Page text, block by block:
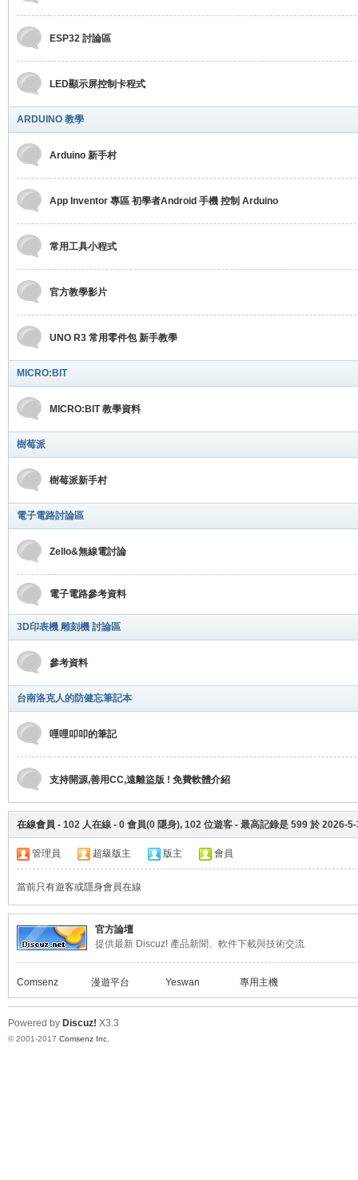
政
倫
電
ESP32 討論區
LED顯示屏控制卡程式
ARDUINO 教學
Arduino 新手村
App Inventor 專區 初學者Android 手機 控制 Arduino
常用工具小程式
官方教學影片
UNO R3 常用零件包 新手教學
MICRO:BIT
MICRO:BIT 教學資料
樹莓派
樹莓派新手村
電子電路討論區
Zello&無線電討論
電子電路參考資料
3D印表機 雕刻機 討論區
參考資料
台南洛克人的防健忘筆記本
哩哩叩叩的筆記
支持開源,善用CC,遠離盜版 ! 免費軟體介紹
在線會員 - 102人在線 - 0會員(0隱身), 102位遊客 - 最高記錄是 599於2026-5-
管理員 超級版主 版主 會員
當前只有遊客或隱身會員在線
官方論壇
提供最新 Discuz! 產品新聞、軟件下載與技術交流
Comsenz 漫遊平台 Yeswan 專用主機
Powered by Discuz! X3.3
© 2001-2017 Comsenz Inc.